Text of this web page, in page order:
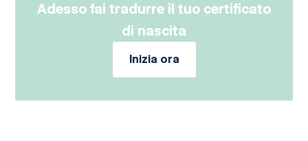
Adesso fai tradurre il tuo certificato
di nascita
Inizia ora